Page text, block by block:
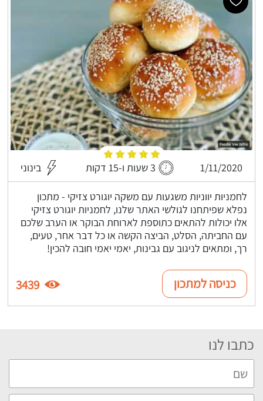
1/11/2020 3 שעות ו-15 דקות בינוני
לחמניות יווניות משגעות עם משקה יוגורט צזיקי - מתכון
נפלא שפיתחנו לגולשי האתר שלנו, לחמניות יוגורט צזיקי
אלו יכולות להתאים כתוספת לארוחת הבוקר או הערב שלכם
עם החביתה, הסלט, הביצה הקשה או כל דבר אחר, טעים,
רך, ומתאים לניגוב עם גבינות, יאמי יאמי חובה להכין!
כניסה למתכון 3439
כתבו לנו